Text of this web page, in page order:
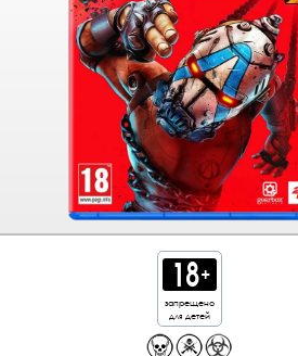
запрещено
для детей